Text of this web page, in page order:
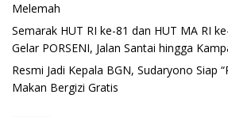
Melemah
Semarak HUT RI ke-81 dan HUT MA RI
Gelar PORSENI, Jalan Santai hingga
Resmi Jadi Kepala BGN, Sudaryono Siap
Makan Bergizi Gratis